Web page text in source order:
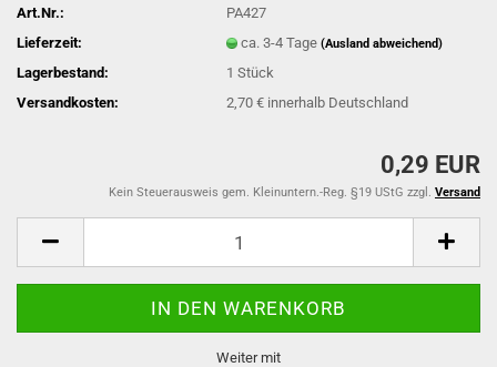
Art.Nr.:
PA427
Lieferzeit:
ca. 3-4 Tage(Ausland abweichend)
Lagerbestand: 1Stück
Versandkosten:
2,70 € innerhalb Deutschland
0,29 EUR
Kein Steuerausweis gem. Kleinuntern.-Reg. §19 UStG zzgl. Versand
Weiter mit